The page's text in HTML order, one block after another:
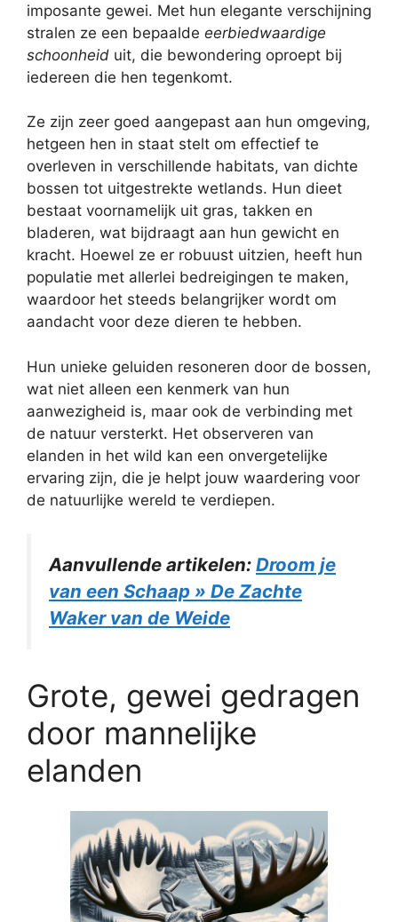
imposante gewei. Met hun elegante verschijning
stralen ze een bepaalde eerbiedwaardige
schoonheid uit, die bewondering oproept bij
iedereen die hen tegenkomt.
Ze zijn zeer goed aangepast aan hun omgeving,
hetgeen hen in staat stelt om effectief te
overleven in verschillende habitats, van dichte
bossen tot uitgestrekte wetlands. Hun dieet
bestaat voornamelijk uit gras, takken en
bladeren, wat bijdraagt aan hun gewicht en
kracht. Hoewel ze er robuust uitzien, heeft hun
populatie met allerlei bedreigingen te maken,
waardoor het steeds belangrijker wordt om
aandacht voor deze dieren te hebben.
Hun unieke geluiden resoneren door de bossen,
wat niet alleen een kenmerk van hun
aanwezigheid is, maar ook de verbinding met
de natuur versterkt. Het observeren van
elanden in het wild kan een onvergetelijke
ervaring zijn, die je helpt jouw waardering voor
de natuurlijke wereld te verdiepen.
Aanvullende artikelen: Droom je
van een Schaap » De Zachte
Waker van de Weide
Grote, gewei gedragen
door mannelijke
elanden